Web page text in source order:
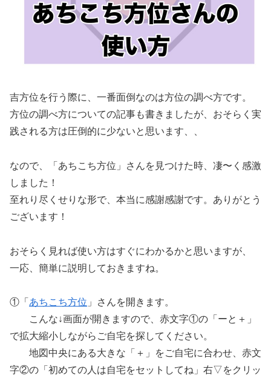
吉方位を行う際に、一番面倒なのは方位の調べ方です。
方位の調べ方についての記事も書きましたが、おそらく実
践される方は圧倒的に少ないと思います、、
なので、「あちこち方位」さんを見つけた時、凄〜く感激
しました！
至れり尽くせりな形で、本当に感謝感謝です。ありがとう
ございます！
おそらく見れば使い方はすぐにわかるかと思いますが、
一応、簡単に説明しておきますね。
①「 あちこち方位 」さんを開きます。
こんな↓画面が開きますので、赤文字①の「ーと＋」
で拡大縮小しながらご自宅を探してください。
地図中央にある大きな「＋」をご自宅に合わせ、赤文
字②の「初めての人は自宅をセットしてね」右▽をクリッ